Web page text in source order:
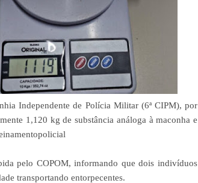
Independente de Polícia Militar (6ª CIPM), por
1,120 kg de substância análoga à maconha e
pelo COPOM, informando que dois indivíduos
transportando entorpecentes.